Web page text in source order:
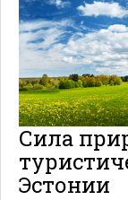
Сила
Эстонии